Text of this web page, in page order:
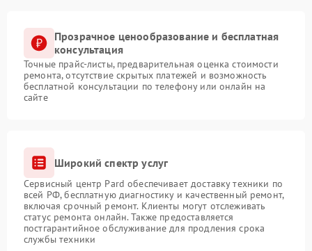
Прозрачное ценообразование и бесплатная
консультация
Точные прайс-листы, предварительная оценка стоимости
ремонта, отсутствие скрытых платежей и возможность
бесплатной консультации по телефону или онлайн на
сайте
Широкий спектр услуг
Сервисный центр Pard обеспечивает доставку техники по
всей РФ, бесплатную диагностику и качественный ремонт,
включая срочный ремонт. Клиенты могут отслеживать
статус ремонта онлайн. Также предоставляется
постгарантийное обслуживание для продления срока
службы техники